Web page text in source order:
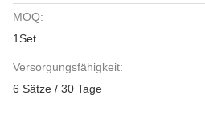
MOQ:
1Set
Versorgungsfähigkeit:
6 Sätze / 30 Tage